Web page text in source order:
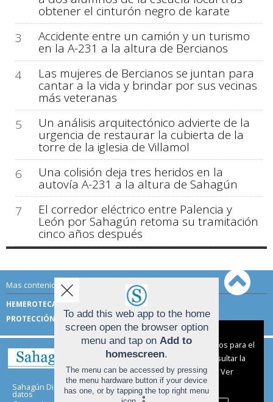
obtener el cinturón negro de karate
3
Accidente entre un camión y un turismo
en la A-231 a la altura de Bercianos
4
Las mujeres de Bercianos se juntan para
cantar a la vida y brindar por sus vecinas
más veteranas
5
Un análisis arquitectónico advierte de la
urgencia de restaurar la cubierta de la
torre de la iglesia de Villamol
6
Una colisión deja tres heridos en la
autovía A-231 a la altura de Sahagún
7
El corredor eléctrico entre Palencia y
León por Sahagún retoma su tramitación
cinco años después
Mas contenido de Sahagún Digital:
HEMEROTECA
TÉRMINOS DE USO
PROTECCIÓN DE DATOS
Sahagún Digital | Términos de uso|Protección de
datos
To add this web app to the home
screen open the browser option
menu and tap on Add to
homescreen.
The menu can be accessed by pressing
the menu hardware button if your device
has one, or by tapping the top right menu
Aviso sobre el Uso de cookies:
Utilizamos cookies nuestras y de terceros para el
funcionamiento del digital. Puedes consultar la
lista de cookies y como desconectarlas.
Ver
nuestra Política de Privacidad y Cookies